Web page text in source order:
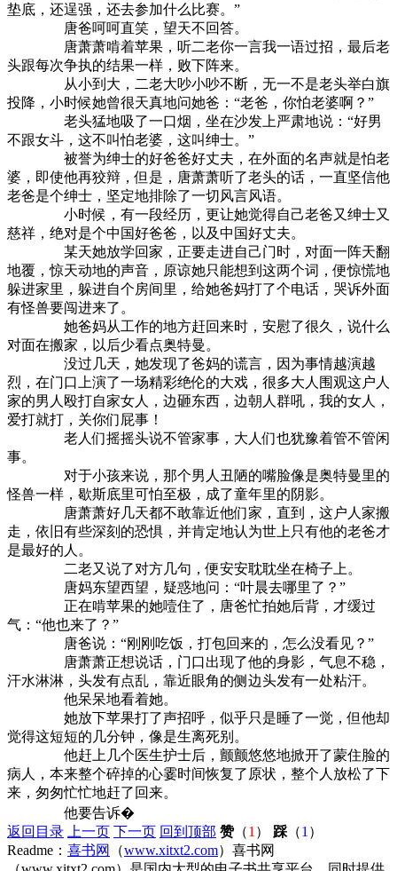
垫底，还逞强，还去参加什么比赛。”
唐爸呵呵直笑，望天不回答。
唐萧萧啃着苹果，听二老你一言我一语过招，最后老
头跟每次争执的结果一样，败下阵来。
从小到大，二老大吵小吵不断，无一不是老头举白旗
投降，小时候她曾很天真地问她爸：“老爸，你怕老婆啊？”
老头猛地吸了一口烟，坐在沙发上严肃地说：“好男
不跟女斗，这不叫怕老婆，这叫绅士。”
被誉为绅士的好爸爸好丈夫，在外面的名声就是怕老
婆，即使他再狡辩，但是，唐萧萧听了老头的话，一直坚信他
老爸是个绅士，坚定地排除了一切风言风语。
小时候，有一段经历，更让她觉得自己老爸又绅士又
慈祥，绝对是个中国好爸爸，以及中国好丈夫。
某天她放学回家，正要走进自己门时，对面一阵天翻
地覆，惊天动地的声音，原谅她只能想到这两个词，便惊慌地
躲进家里，躲进自个房间里，给她爸妈打了个电话，哭诉外面
有怪兽要闯进来了。
她爸妈从工作的地方赶回来时，安慰了很久，说什么
对面在搬家，以后少看点奥特曼。
没过几天，她发现了爸妈的谎言，因为事情越演越
烈，在门口上演了一场精彩绝伦的大戏，很多大人围观这户人
家的男人殴打自家女人，边砸东西，边朝人群吼，我的女人，
爱打就打，关你们屁事！
老人们摇摇头说不管家事，大人们也犹豫着管不管闲
事。
对于小孩来说，那个男人丑陋的嘴脸像是奥特曼里的
怪兽一样，歇斯底里可怕至极，成了童年里的阴影。
唐萧萧好几天都不敢靠近他们家，直到，这户人家搬
走，依旧有些深刻的恐惧，并肯定地认为世上只有他的老爸才
是最好的人。
二老又说了对方几句，便安安耽耽坐在椅子上。
唐妈东望西望，疑惑地问：“叶晨去哪里了？”
正在啃苹果的她噎住了，唐爸忙拍她后背，才缓过
气：“他也来了？”
唐爸说：“刚刚吃饭，打包回来的，怎么没看见？”
唐萧萧正想说话，门口出现了他的身影，气息不稳，
汗水淋淋，头发有点乱，靠近眼角的侧边头发有一处粘汗。
他呆呆地看着她。
她放下苹果打了声招呼，似乎只是睡了一觉，但他却
觉得这短短的几分钟，像是生离死别。
他赶上几个医生护士后，颤颤悠悠地掀开了蒙住脸的
病人，本来整个碎掉的心霎时间恢复了原状，整个人放松了下
来，匆匆忙忙地赶了回来。
他要告诉�
返回目录
上一页 下一页 回到顶部 赞（1 ） 踩 （1 ）
Readme： 喜书网 （www.xitxt2.com）喜书网